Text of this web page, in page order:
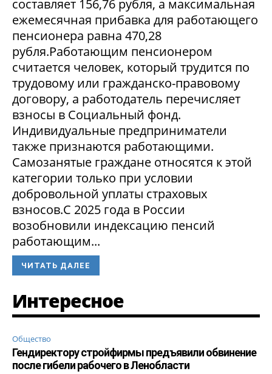
составляет 156,76 рубля, а максимальная
ежемесячная прибавка для работающего
пенсионера равна 470,28
рубля.Работающим пенсионером
считается человек, который трудится по
трудовому или гражданско-правовому
договору, а работодатель перечисляет
взносы в Социальный фонд.
Индивидуальные предприниматели
также признаются работающими.
Самозанятые граждане относятся к этой
категории только при условии
добровольной уплаты страховых
взносов.С 2025 года в России
возобновили индексацию пенсий
работающим...
ЧИТАТЬ ДАЛЕЕ
Интересное
Общество
Гендиректору стройфирмы предъявили обвинение
после гибели рабочего в Ленобласти